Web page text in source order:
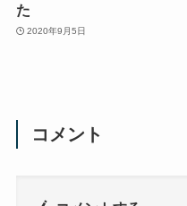
た
2020年9月5日
コメント